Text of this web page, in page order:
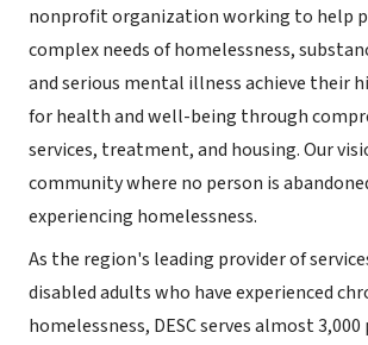
nonprofit organization working to help
complex needs of homelessness,
and serious mental illness achieve their
for health and well-being through
services, treatment, and housing. Our
community where no person is
experiencing homelessness.
As the region's leading provider of
disabled adults who have experienced
homelessness, DESC serves almost 3,000